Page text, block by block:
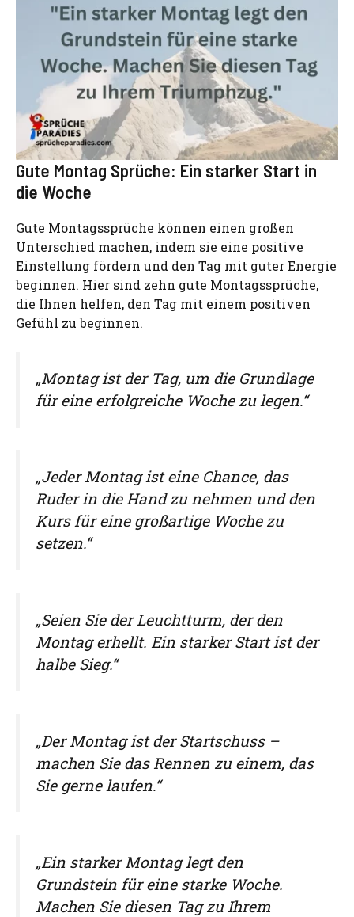
Gute Montag Sprüche: Ein starker Start in
die Woche
Gute Montagssprüche können einen großen
Unterschied machen, indem sie eine positive
Einstellung fördern und den Tag mit guter Energie
beginnen. Hier sind zehn gute Montagssprüche,
die Ihnen helfen, den Tag mit einem positiven
Gefühl zu beginnen.
„Montag ist der Tag, um die Grundlage
für eine erfolgreiche Woche zu legen.“
„Jeder Montag ist eine Chance, das
Ruder in die Hand zu nehmen und den
Kurs für eine großartige Woche zu
setzen.“
„Seien Sie der Leuchtturm, der den
Montag erhellt. Ein starker Start ist der
halbe Sieg.“
„Der Montag ist der Startschuss –
machen Sie das Rennen zu einem, das
Sie gerne laufen.“
„Ein starker Montag legt den
Grundstein für eine starke Woche.
Machen Sie diesen Tag zu Ihrem